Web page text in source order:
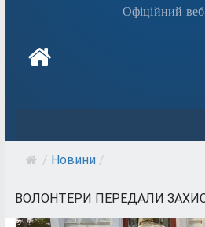
Офіційний
/ Новини /
ВОЛОНТЕРИ ПЕРЕДАЛИ